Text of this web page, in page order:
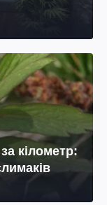
кілометр: